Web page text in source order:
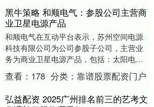
黑牛策略 和顺电气：参股公司主营商
业卫星电源产品
和顺电气在互动平台表示，苏州空间电源
科技有限公司为公司参股子公司，主营业
务为商业卫星电源产品，包括：太阳电池
阵（刚性翼，柔性翼），锂离子蓄电池
组，电源控制器，驱....
查看： 178 分类：靠谱股票配资门户
弘益配资 2025广州排名前三的艺考文